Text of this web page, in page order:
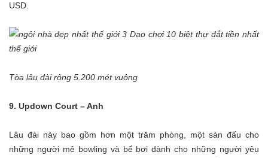
USD.
Tòa lâu đài rộng 5.200 mét vuông
9. Updown Court – Anh
Lâu đài này bao gồm hơn một trăm phòng, một sàn đấu cho
những người mê bowling và bể bơi dành cho những người yêu